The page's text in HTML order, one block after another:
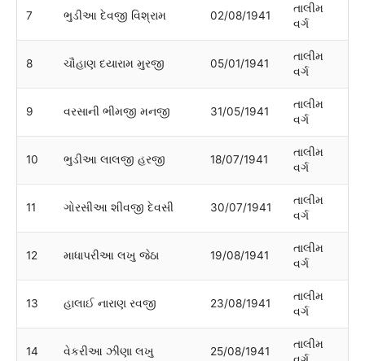
7 ભુડીઆ દેવજી વિશ્રામ 02/08/1941
તાલીમ
વર્ગ
8 ચૌહાણ દયારામ મુરજી 05/01/1941
તાલીમ
વર્ગ
9 વરસાની ભીમજી મનજી 31/05/1941
તાલીમ
વર્ગ
10 ભુડીઆ લાલજી હરજી 18/07/1941
તાલીમ
વર્ગ
11 ગોરસીઆ શીવજી દેવસી 30/07/1941
તાલીમ
વર્ગ
12 માધાપરીઆ લખુ જેઠા 19/08/1941
તાલીમ
વર્ગ
13 હાલાઈ નારાણ રવજી 23/08/1941
તાલીમ
વર્ગ
14 વેકરીઆ ઝીણા લખુ 25/08/1941
તાલીમ